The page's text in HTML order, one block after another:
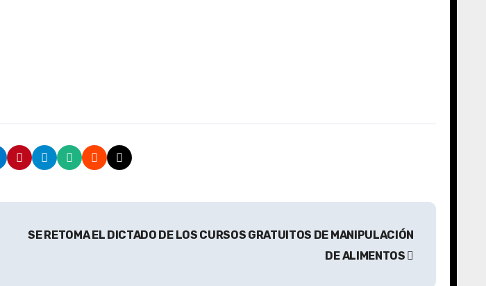
SE RETOMA EL DICTADO DE LOS CURSOS GRATUITOS DE MANIPULACIÓN
DE ALIMENTOS